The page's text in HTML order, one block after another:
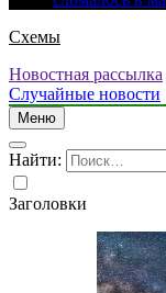
Схемы
Новостная рассылка
Случайные новости
Меню
Найти:
Заголовки